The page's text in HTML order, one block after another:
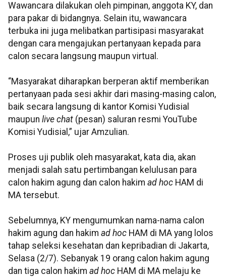
Wawancara dilakukan oleh pimpinan, anggota KY, dan
para pakar di bidangnya. Selain itu, wawancara
terbuka ini juga melibatkan partisipasi masyarakat
dengan cara mengajukan pertanyaan kepada para
calon secara langsung maupun virtual.
“Masyarakat diharapkan berperan aktif memberikan
pertanyaan pada sesi akhir dari masing-masing calon,
baik secara langsung di kantor Komisi Yudisial
maupun live chat (pesan) saluran resmi YouTube
Komisi Yudisial,” ujar Amzulian.
Proses uji publik oleh masyarakat, kata dia, akan
menjadi salah satu pertimbangan kelulusan para
calon hakim agung dan calon hakim ad hoc HAM di
MA tersebut.
Sebelumnya, KY mengumumkan nama-nama calon
hakim agung dan hakim ad hoc HAM di MA yang lolos
tahap seleksi kesehatan dan kepribadian di Jakarta,
Selasa (2/7). Sebanyak 19 orang calon hakim agung
dan tiga calon hakim ad hoc HAM di MA melaju ke